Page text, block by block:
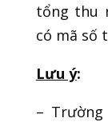
tổng thu
có mã số
Lưu ý:
–